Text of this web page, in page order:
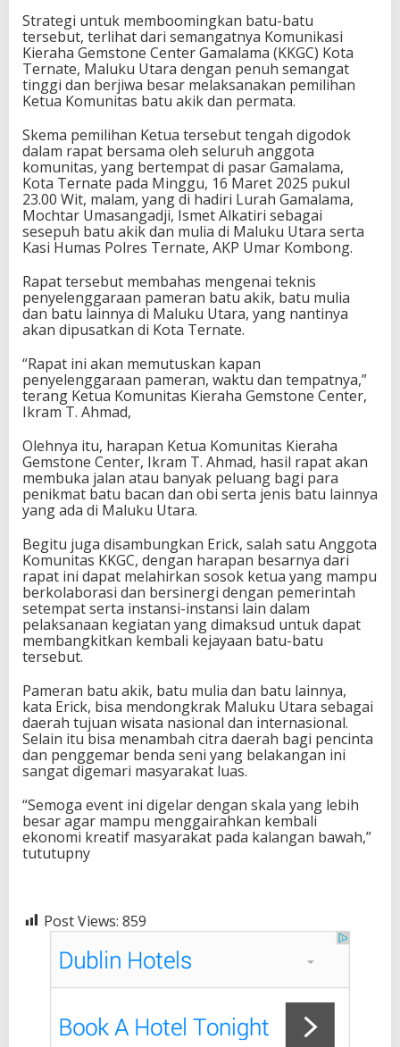
Strategi untuk memboomingkan batu-batu
tersebut, terlihat dari semangatnya Komunikasi
Kieraha Gemstone Center Gamalama (KKGC) Kota
Ternate, Maluku Utara dengan penuh semangat
tinggi dan berjiwa besar melaksanakan pemilihan
Ketua Komunitas batu akik dan permata.
Skema pemilihan Ketua tersebut tengah digodok
dalam rapat bersama oleh seluruh anggota
komunitas, yang bertempat di pasar Gamalama,
Kota Ternate pada Minggu, 16 Maret 2025 pukul
23.00 Wit, malam, yang di hadiri Lurah Gamalama,
Mochtar Umasangadji, Ismet Alkatiri sebagai
sesepuh batu akik dan mulia di Maluku Utara serta
Kasi Humas Polres Ternate, AKP Umar Kombong.
Rapat tersebut membahas mengenai teknis
penyelenggaraan pameran batu akik, batu mulia
dan batu lainnya di Maluku Utara, yang nantinya
akan dipusatkan di Kota Ternate.
“Rapat ini akan memutuskan kapan
penyelenggaraan pameran, waktu dan tempatnya,”
terang Ketua Komunitas Kieraha Gemstone Center,
Ikram T. Ahmad,
Olehnya itu, harapan Ketua Komunitas Kieraha
Gemstone Center, Ikram T. Ahmad, hasil rapat akan
membuka jalan atau banyak peluang bagi para
penikmat batu bacan dan obi serta jenis batu lainnya
yang ada di Maluku Utara.
Begitu juga disambungkan Erick, salah satu Anggota
Komunitas KKGC, dengan harapan besarnya dari
rapat ini dapat melahirkan sosok ketua yang mampu
berkolaborasi dan bersinergi dengan pemerintah
setempat serta instansi-instansi lain dalam
pelaksanaan kegiatan yang dimaksud untuk dapat
membangkitkan kembali kejayaan batu-batu
tersebut.
Pameran batu akik, batu mulia dan batu lainnya,
kata Erick, bisa mendongkrak Maluku Utara sebagai
daerah tujuan wisata nasional dan internasional.
Selain itu bisa menambah citra daerah bagi pencinta
dan penggemar benda seni yang belakangan ini
sangat digemari masyarakat luas.
“Semoga event ini digelar dengan skala yang lebih
besar agar mampu menggairahkan kembali
ekonomi kreatif masyarakat pada kalangan bawah,”
tututupny
Post Views: 859